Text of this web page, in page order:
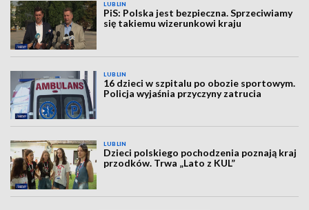
LUBLIN
PiS: Polska jest bezpieczna. Sprzeciwiamy
się takiemu wizerunkowi kraju
LUBLIN
16 dzieci w szpitalu po obozie sportowym.
Policja wyjaśnia przyczyny zatrucia
LUBLIN
Dzieci polskiego pochodzenia poznają kraj
przodków. Trwa „Lato z KUL”